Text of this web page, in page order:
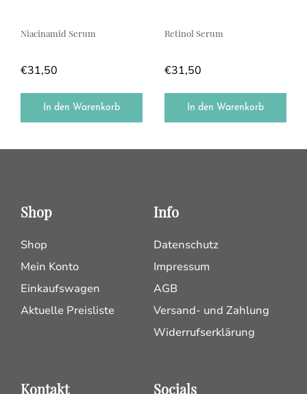
Niacinamid Serum
€31,50
In den Warenkorb
Retinol Serum
€31,50
In den Warenkorb
Shop
Shop
Mein Konto
Einkaufswagen
Aktuelle Preisliste
Info
Datenschutz
Impressum
AGB
Versand- und Zahlung
Widerrufserklärung
Kontakt Socials